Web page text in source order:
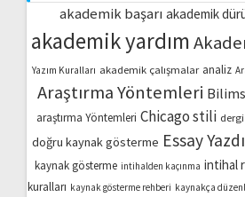
akademik başarı akademik
akademik yardım
Yazım Kuralları akademik çalışmalar analiz
Araştırma Yöntemleri
araştırma Yöntemleri Chicago stili
doğru kaynak gösterme Essay
kaynak gösterme intihalden kaçınma intihal
kuralları kaynak gösterme rehberi kaynakça